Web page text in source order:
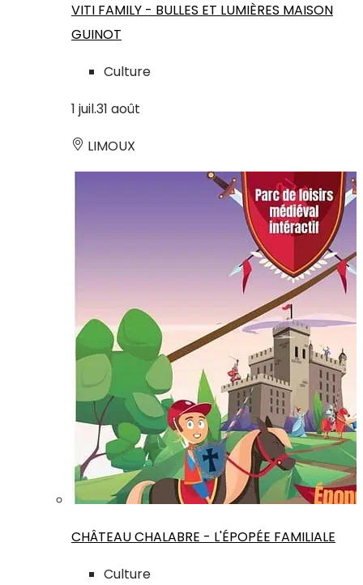
VITI FAMILY - BULLES ET LUMIÈRES MAISON
GUINOT
Culture
1 juil.31 août
LIMOUX
CHÂTEAU CHALABRE - L'ÉPOPÉE FAMILIALE
Culture